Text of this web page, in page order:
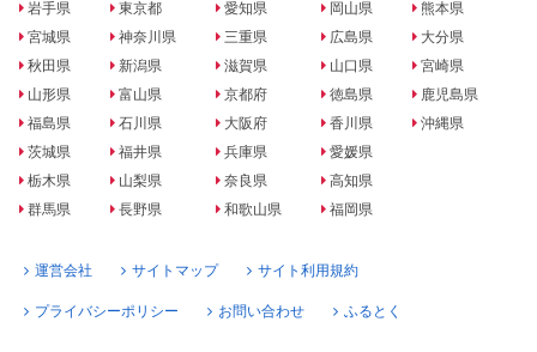
岩手県
宮城県
秋田県
山形県
福島県
茨城県
栃木県
群馬県
東京都
神奈川県
新潟県
富山県
石川県
福井県
山梨県
長野県
愛知県
三重県
滋賀県
京都府
大阪府
兵庫県
奈良県
和歌山県
岡山県
広島県
山口県
徳島県
香川県
愛媛県
高知県
福岡県
熊本県
大分県
宮崎県
鹿児島県
沖縄県
運営会社 サイトマップ サイト利用規約
プライバシーポリシー お問い合わせ ふるとく